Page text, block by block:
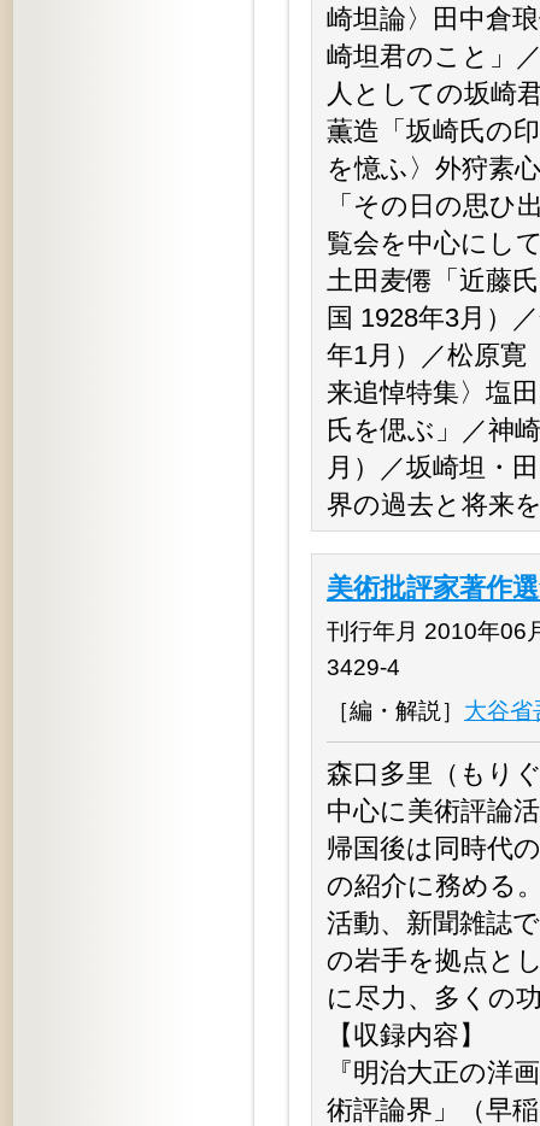
崎坦論〉田中倉
崎坦君のこと」
人としての坂崎
薫造「坂崎氏の
を憶ふ〉外狩素
「その日の思ひ
覧会を中心にし
土田麦僊「近藤
国 1928年3月）
年1月）／松原寛
来追悼特集〉塩
氏を偲ぶ」／神
月）／坂崎坦・
界の過去と将来
美術批評家著作
刊行年月 2010年06
3429-4
［編・解説］ 大谷省
森口多里（もり
中心に美術評論
帰国後は同時代
の紹介に務める
活動、新聞雑誌
の岩手を拠点と
に尽力、多くの
【収録内容】
『明治大正の洋
術評論界」（早